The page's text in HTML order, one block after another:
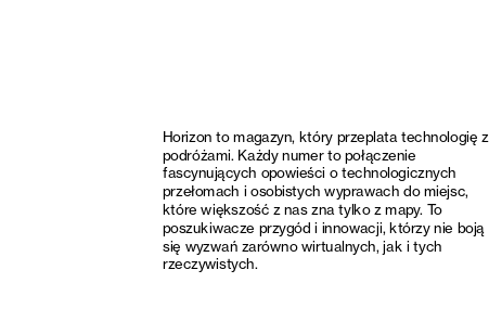
Horizon to magazyn, który przeplata technologię z
podróżami. Każdy numer to połączenie
fascynujących opowieści o technologicznych
przełomach i osobistych wyprawach do miejsc,
które większość z nas zna tylko z mapy. To
poszukiwacze przygód i innowacji, którzy nie boją
się wyzwań zarówno wirtualnych, jak i tych
rzeczywistych.